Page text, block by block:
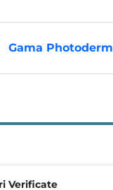
Gama Photoderm
Verificate